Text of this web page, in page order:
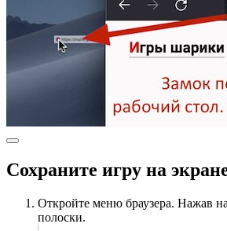
Сохраните игру на
Откройте меню браузера. Нажав
полоски.